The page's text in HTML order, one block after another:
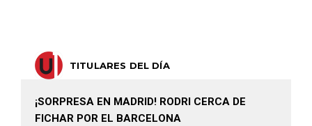
TITULARES DEL DÍA
¡SORPRESA EN MADRID! RODRI CERCA DE
FICHAR POR EL BARCELONA